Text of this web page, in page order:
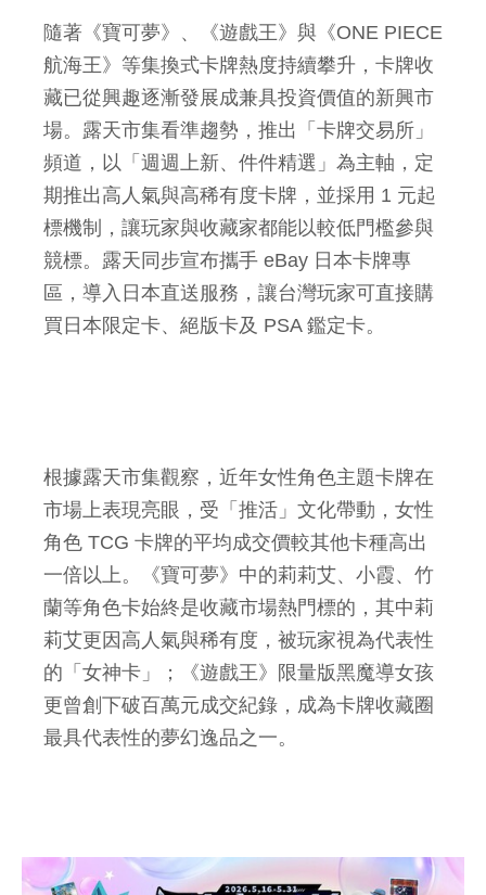
隨著《寶可夢》、《遊戲王》與《ONE PIECE
航海王》等集換式卡牌熱度持續攀升，卡牌收
藏已從興趣逐漸發展成兼具投資價值的新興市
場。露天市集看準趨勢，推出「卡牌交易所」
頻道，以「週週上新、件件精選」為主軸，定
期推出高人氣與高稀有度卡牌，並採用 1 元起
標機制，讓玩家與收藏家都能以較低門檻參與
競標。露天同步宣布攜手 eBay 日本卡牌專
區，導入日本直送服務，讓台灣玩家可直接購
買日本限定卡、絕版卡及 PSA 鑑定卡。
根據露天市集觀察，近年女性角色主題卡牌在
市場上表現亮眼，受「推活」文化帶動，女性
角色 TCG 卡牌的平均成交價較其他卡種高出
一倍以上。《寶可夢》中的莉莉艾、小霞、竹
蘭等角色卡始終是收藏市場熱門標的，其中莉
莉艾更因高人氣與稀有度，被玩家視為代表性
的「女神卡」；《遊戲王》限量版黑魔導女孩
更曾創下破百萬元成交紀錄，成為卡牌收藏圈
最具代表性的夢幻逸品之一。